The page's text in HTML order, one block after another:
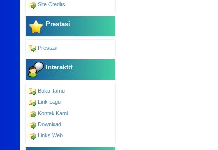
Site Credits
Prestasi
Prestasi
Interaktif
Buku Tamu
Lirik Lagu
Kontak Kami
Download
Links Web